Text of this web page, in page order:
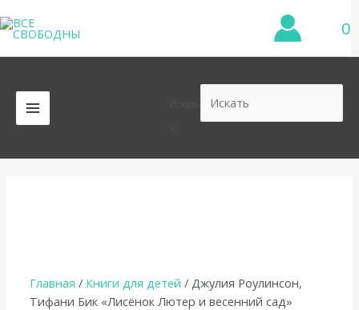
к
содержимому
0
MAIN
MENU
Главная / Книги для детей / Джулия Роулинсон,
Тифани Бик «Лисёнок Лютер и весенний сад»